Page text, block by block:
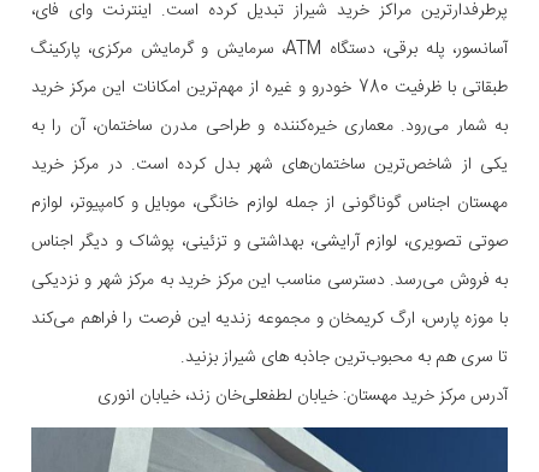
پرطرفدارترین مراکز خرید شیراز تبدیل کرده است. اینترنت وای فای،
آسانسور، پله برقی، دستگاه ATM، سرمایش و گرمایش مرکزی، پارکینگ
طبقاتی با ظرفیت 780 خودرو و غیره از مهم‌ترین امکانات این مرکز خرید
به شمار می‌رود. معماری خیره‌کننده و طراحی مدرن ساختمان، آن را به
یکی از شاخص‌ترین ساختمان‌های شهر بدل کرده است. در مرکز خرید
مهستان اجناس گوناگونی از جمله لوازم خانگی، موبایل و کامپیوتر، لوازم
صوتی تصویری، لوازم آرایشی، بهداشتی و تزئینی، پوشاک و دیگر اجناس
به فروش می‌رسد. دسترسی مناسب این مرکز خرید به مرکز شهر و نزدیکی
با موزه پارس، ارگ کریمخان و مجموعه زندیه این فرصت را فراهم می‌کند
تا سری هم به محبوب‌ترین جاذبه های شیراز بزنید.
آدرس مرکز خرید مهستان: خیابان لطفعلی‌خان زند، خیابان انوری